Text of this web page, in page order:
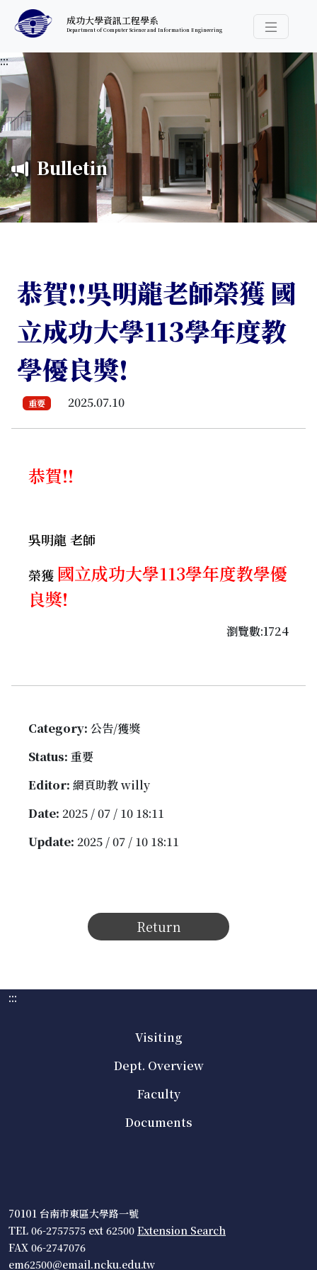
跳至中央內容區塊
成功大學資訊工程學系
Department of Computer Science and Information Engineering
導覽選
:::
Bulletin
恭賀!!吳明龍老師榮獲 國
立成功大學113學年度教
學優良獎!
重要 2025.07.10
恭賀!!
吳明龍 老師
榮獲 國立成功大學113學年度教學優
良獎!
瀏覽數:1724
Category: 公告/獲獎
Status: 重要
Editor: 網頁助教 willy
Date: 2025 / 07 / 10 18:11
Update: 2025 / 07 / 10 18:11
Return
:::
Visiting
Dept. Overview
Faculty
Documents
70101 台南市東區大學路一號
TEL 06-2757575 ext 62500 Extension Search
FAX 06-2747076
em62500@email.ncku.edu.tw